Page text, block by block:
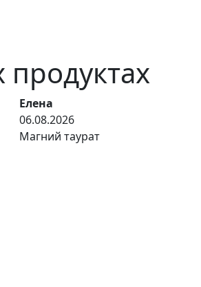
Елена
06.08.2026
Магний таурат